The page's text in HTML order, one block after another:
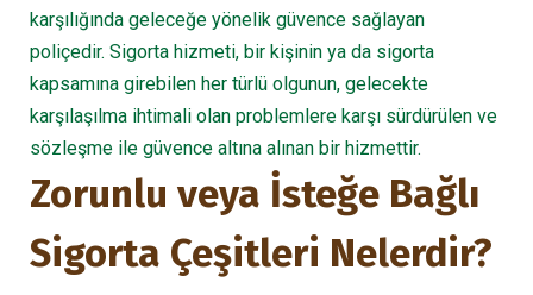
karşılığında geleceğe yönelik güvence sağlayan
poliçedir. Sigorta hizmeti, bir kişinin ya da sigorta
kapsamına girebilen her türlü olgunun, gelecekte
karşılaşılma ihtimali olan problemlere karşı sürdürülen ve
sözleşme ile güvence altına alınan bir hizmettir.
Zorunlu veya İsteğe Bağlı
Sigorta Çeşitleri Nelerdir?